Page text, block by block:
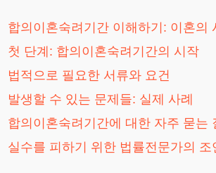
합의이혼숙려기간 이해하기: 이혼의
첫 단계: 합의이혼숙려기간의 시작
법적으로 필요한 서류와 요건
발생할 수 있는 문제들: 실제 사례
합의이혼숙려기간에 대한 자주 묻는
실수를 피하기 위한 법률전문가의 조